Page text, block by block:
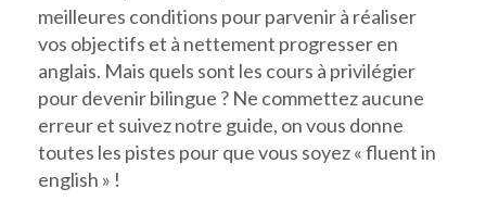
meilleures conditions pour parvenir à réaliser
vos objectifs et à nettement progresser en
anglais. Mais quels sont les cours à privilégier
pour devenir bilingue ? Ne commettez aucune
erreur et suivez notre guide, on vous donne
toutes les pistes pour que vous soyez « fluent in
english » !